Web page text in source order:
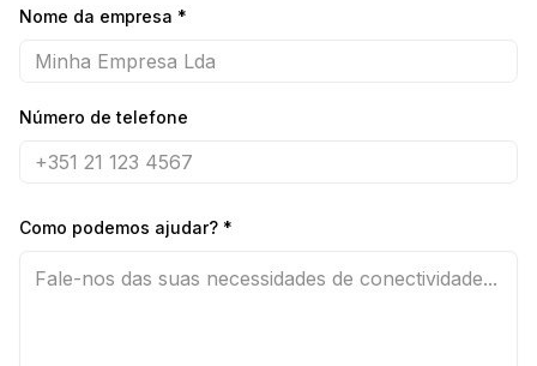
Nome da empresa *
Número de telefone
Como podemos ajudar? *